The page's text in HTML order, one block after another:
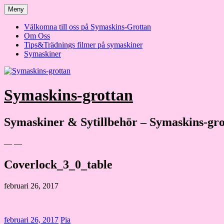
Hoppa
till
innehåll
Meny
Välkomna till oss på Symaskins-Grottan
Om Oss
Tips&Trädnings filmer på symaskiner
Symaskiner
Symaskins-grottan
Symaskiner & Sytillbehör – Symaskins-
— —
Coverlock_3_0_table
februari 26, 2017
februari 26, 2017 Pia